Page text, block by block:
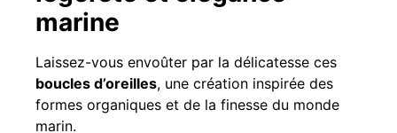
marine
Laissez-vous envoûter par la délicatesse ces
boucles d’oreilles, une création inspirée des
formes organiques et de la finesse du monde
marin.